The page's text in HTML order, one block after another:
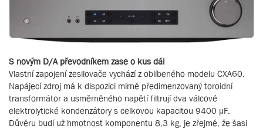
S novým D/A převodníkem zase o kus dál
Vlastní zapojení zesilovače vychází z oblíbeného modelu CXA60.
Napájecí zdroj má k dispozici mírně předimenzovaný toroidní
transformátor a usměrněného napětí filtrují dva válcové
elektrolytické kondenzátory s celkovou kapacitou 9400 μF.
Důvěru budí už hmotnost komponentu 8,3 kg, je zřejmé, že šasi